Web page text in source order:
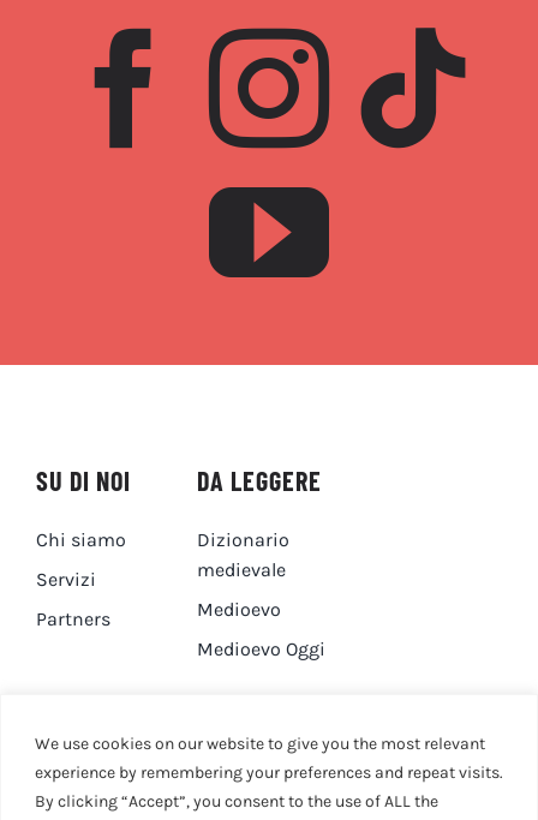
We use cookies on our website to give you the most relevant
experience by remembering your preferences and repeat visits.
By clicking “Accept”, you consent to the use of ALL the
SU DI NOI
Chi siamo
Servizi
Partners
DA LEGGERE
Dizionario
medievale
Medioevo
Medioevo Oggi
DA GUARDARE
Canale YouTube
CONTATTI
Contatti